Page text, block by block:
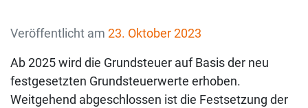
Veröffentlicht am 23. Oktober 2023
Ab 2025 wird die Grundsteuer auf Basis der neu
festgesetzten Grundsteuerwerte erhoben.
Weitgehend abgeschlossen ist die Festsetzung der